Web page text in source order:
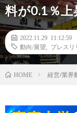
料が0.1％上
2022.11.29 11:12:59
動向/展望
プレスリ
HOME 経営/業界